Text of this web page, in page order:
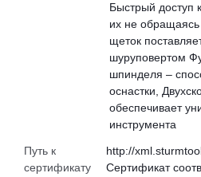
Быстрый доступ
их не
щеток
шуруповертом
шпинделя –
оснастки,
обеспечивает
инструмента
Путь к
сертификату
http://
Сертификат